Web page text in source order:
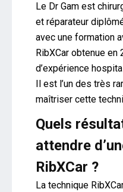
Le Dr Gam est
et réparateur
avec une formation
RibXCar obtenue
d’expérience
Il est l’un des très
maîtriser cette
Quels
attendre
RibXCar ?
La technique